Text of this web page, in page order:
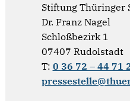
Stiftung Thüringer
Dr. Franz Nagel
Schloßbezirk 1
07407 Rudolstadt
T: 0 36 72 – 44 71